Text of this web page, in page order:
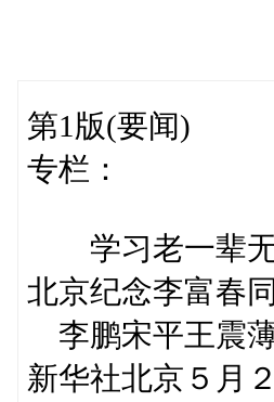
第1版(要闻)
专栏：
学习老一辈无
北京纪念李富春
李鹏宋平王震
新华社北京５月